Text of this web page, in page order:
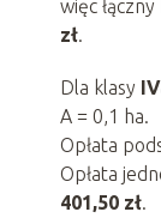
więc
zł.
Dla klasy
A = 0,1 ha.
Opłata
Opłata
401,50 zł.